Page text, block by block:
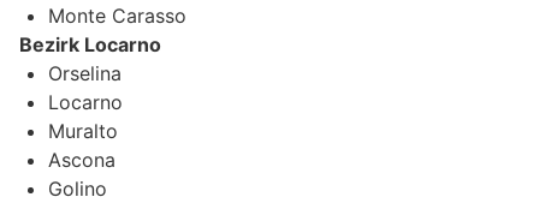
Monte Carasso
Bezirk Locarno
Orselina
Locarno
Muralto
Ascona
Golino